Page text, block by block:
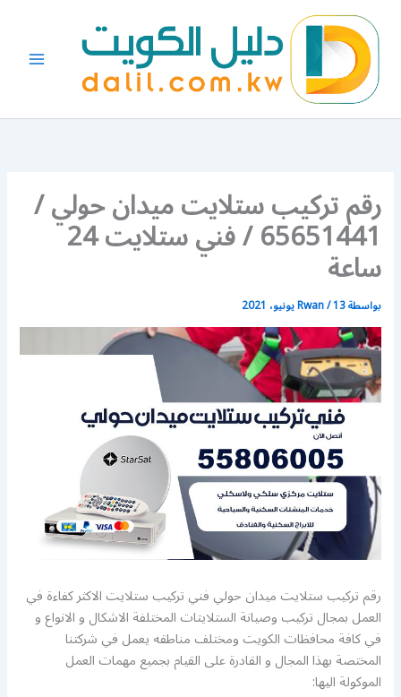
المحتوى
رقم تركيب ستلايت ميدان حولي /
65651441 / فني ستلايت 24
ساعة
بواسطة Rwan/13 يونيو، 2021
رقم تركيب ستلايت ميدان حولي فني تركيب ستلايت الاكثر كفاءة في
العمل بمجال تركيب وصيانة الستلايتات المختلفة الاشكال و الانواع و
في كافة محافظات الكويت ومختلف مناطقه يعمل في شركتنا
المختصة بهذا المجال و القادرة على القيام بجميع مهمات العمل
الموكولة اليها: